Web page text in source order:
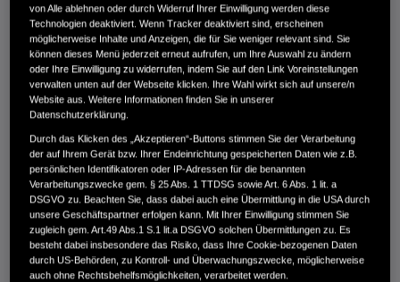
MWST. NICHT AUSWEISBAR
3.900 €
Außenfarbe
crystal black pearl
Kilometerstand
166.000 km
Kraftstoffart
Super
Getriebe
Automatik
Türen
5
Leistung
61 kW / 83 PS
Hubraum
1.339 cm³
Erstzulassung
10.2007
Bauart
Limousine
von Alle ablehnen oder durch Widerruf Ihrer Einwilligung werden diese
Technologien deaktiviert. Wenn Tracker deaktiviert sind, erscheinen
möglicherweise Inhalte und Anzeigen, die für Sie weniger relevant sind. Sie
können dieses Menü jederzeit erneut aufrufen, um Ihre Auswahl zu ändern
oder Ihre Einwilligung zu widerrufen, indem Sie auf den Link Voreinstellungen
verwalten unten auf der Webseite klicken. Ihre Wahl wirkt sich auf unsere/n
Website aus. Weitere Informationen finden Sie in unserer
Datenschutzerklärung.
Durch das Klicken des „Akzeptieren“-Buttons stimmen Sie der Verarbeitung
der auf Ihrem Gerät bzw. Ihrer Endeinrichtung gespeicherten Daten wie z.B.
persönlichen Identifikatoren oder IP-Adressen für die benannten
Verarbeitungszwecke gem. § 25 Abs. 1 TTDSG sowie Art. 6 Abs. 1 lit. a
DSGVO zu. Beachten Sie, dass dabei auch eine Übermittlung in die USA durch
unsere Geschäftspartner erfolgen kann. Mit Ihrer Einwilligung stimmen Sie
zugleich gem. Art.49 Abs.1 S.1 lit.a DSGVO solchen Übermittlungen zu. Es
besteht dabei insbesondere das Risiko, dass Ihre Cookie-bezogenen Daten
durch US-Behörden, zu Kontroll- und Überwachungszwecke, möglicherweise
auch ohne Rechtsbehelfsmöglichkeiten, verarbeitet werden.